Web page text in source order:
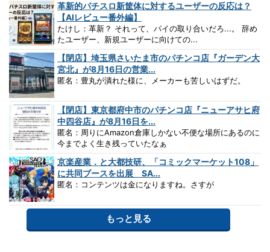
革新的パチスロ新筐体に対するユーザーの反応は？
【AIレビュー番外編】
たけし：革新？ それって、パイの取り合いだろ...。 辞め
たユーザー、新規ユーザーに向けての...
【閉店】埼玉県さいたま市のパチンコ店『ガーデン大
宮北』が8月16日の営業...
匿名：豊丸が潰れた様に、メーカーも苦しいはずだ。
【閉店】東京都府中市のパチンコ店『ニューアサヒ府
中四谷店』が8月16日を...
匿名：周りにAmazon倉庫しかない不便な場所にあるのに
今までよく生き残っていたなぁ
京楽産業．と大都技研、「コミックマーケット108」
に共同ブースを出展 SA...
匿名：コンテンツは金になりますね。さすが
もっと見る